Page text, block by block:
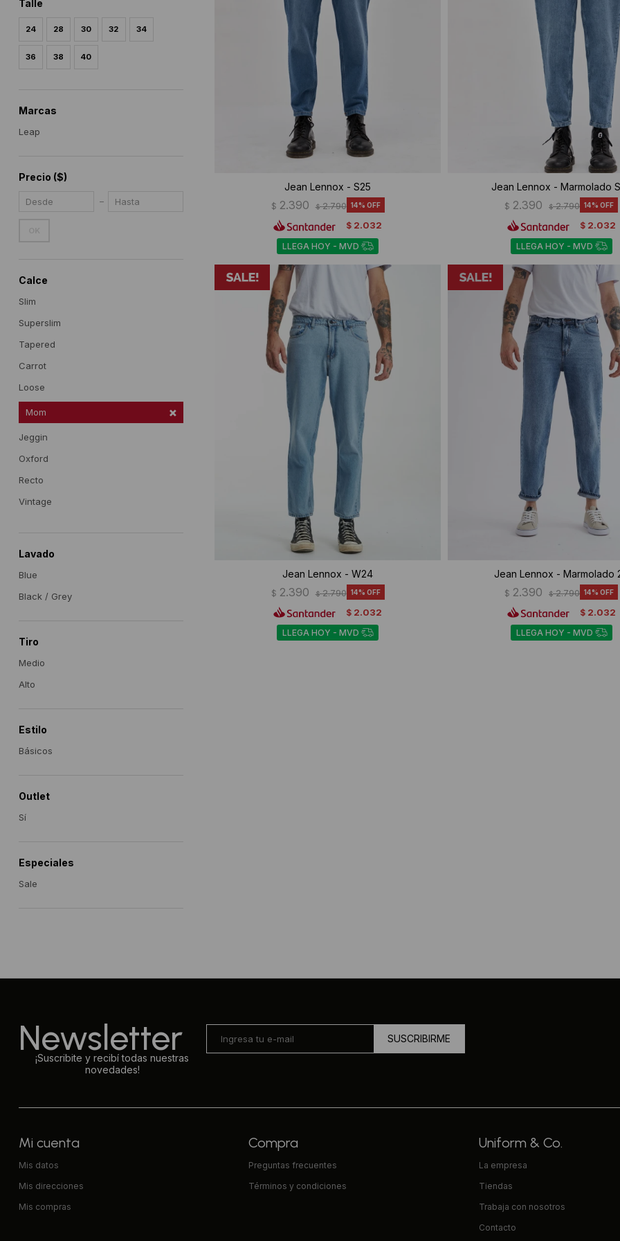
Jean Lennox - S25
$ 2.390 $ 2.790 14
$ 2.032
LLEGA HOY - MVD
Jean Lennox - Marmolado
$ 2.390 $ 2.790 14
$ 2.032
LLEGA HOY - MVD
Jean Lennox - W24
$ 2.390 $ 2.790 14
$ 2.032
LLEGA HOY - MVD
Jean Lennox - Marmolado
$ 2.390 $ 2.790 14
$ 2.032
LLEGA HOY - MVD
Talle
24 28 30 32 34
36 38 40
Marcas
Leap
Precio ($)
Calce
Slim
Superslim
Tapered
Carrot
Loose
Mom
Jeggin
Oxford
Recto
Vintage
Lavado
Blue
Black / Grey
Tiro
Medio
Alto
Estilo
Básicos
Outlet
Sí
Especiales
Sale
Newsletter
¡Suscribite y recibí todas nuestras
novedades!
SUSCRIBIRME
Mi cuenta
Mis datos
Mis direcciones
Mis compras
Compra
Preguntas frecuentes
Términos y condiciones
Uniform & Co.
La empresa
Tiendas
Trabaja con nosotros
Contacto